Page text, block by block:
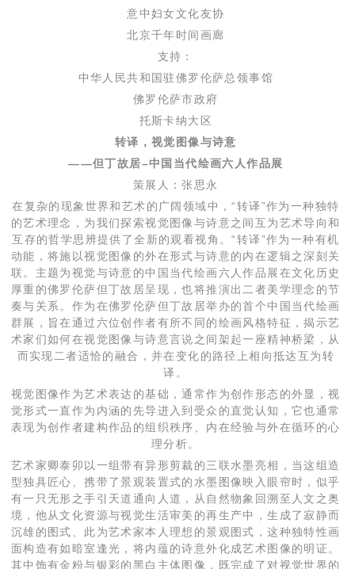
意中妇女文化友协
北京千年时间画廊
支持：
中华人民共和国驻佛罗伦萨总领事馆
佛罗伦萨市政府
托斯卡纳大区
转译，视觉图像与诗意
——但丁故居–中国当代绘画六人作品展
策展人：张思永
在复杂的现象世界和艺术的广阔领域中，“转译”作为一种独特
的艺术理念，为我们探索视觉图像与诗意之间互为艺术导向和
互存的哲学思辨提供了全新的观看视角。“转译”作为一种有机
动能，将施以视觉图像的外在形式与诗意的内在逻辑之深刻关
联。主题为视觉与诗意的中国当代绘画六人作品展在文化历史
厚重的佛罗伦萨但丁故居呈现，也将推演出二者美学理念的节
奏与关系。作为在佛罗伦萨但丁故居举办的首个中国当代绘画
群展，旨在通过六位创作者有所不同的绘画风格特征，揭示艺
术家们如何在视觉图像与诗意言说之间架起一座精神桥梁，从
而实现二者适恰的融合，并在变化的路径上相向抵达互为转
译。
视觉图像作为艺术表达的基础，通常作为创作形态的外显，视
觉形式一直作为内涵的先导进入到受众的直觉认知，它也通常
表现为创作者建构作品的组织秩序、内在经验与外在循环的心
理分析。
艺术家卿泰卯以一组带有异形剪裁的三联水墨亮相，当这组造
型独具匠心、携带了景观装置式的水墨图像映入眼帘时，似乎
有一只无形之手引天道通向人道，从自然物象回溯至人文之奥
境，他从文化资源与视觉生活审美的再生产中，生成了寂静而
沉雄的图式、此为艺术家本人理想的景观图式，这种独特性画
面构造有如暗室逢光，将内蕴的诗意外化成艺术图像的明证。
其中饰有金粉与银彩的黑白主体图像，既完成了对视觉世界的